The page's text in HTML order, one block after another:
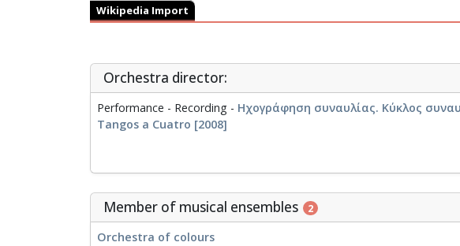
Wikipedia Import
Orchestra director:
Performance - Recording - Ηχογράφηση συναυλίας. Κύκλος
Tangos a Cuatro [2008]
Member of musical ensembles 2
Orchestra of colours